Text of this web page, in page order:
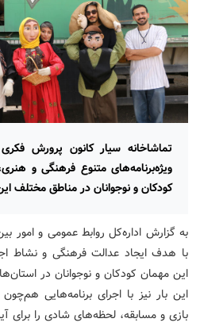
تماشاخانه سیار کانون پرورش
کودکان و نوجوانان در مناطق مختلف
به گزارش اداره‌کل روابط ‌عمومی و امور
با هدف ایجاد عدالت فرهنگی و نشاط
این مهمان کودکان و نوجوانان در
این بار نیز با اجرای برنامه‌هایی
بازی و مسابقه، لحظه‌های شادی را برای